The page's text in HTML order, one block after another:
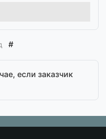
#
если заказчик